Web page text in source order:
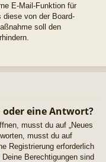
E-Mail-Funktion für
diese von der Board-
soll den
oder eine Antwort?
musst du auf „Neues
musst du auf
Registrierung erforderlich
Berechtigungen sind